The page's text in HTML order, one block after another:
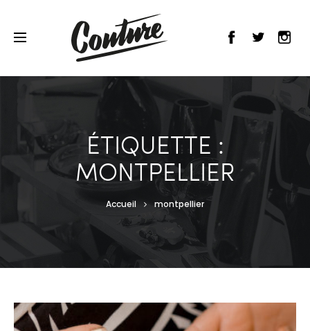
ÉTIQUETTE :
MONTPELLIER
Accueil montpellier